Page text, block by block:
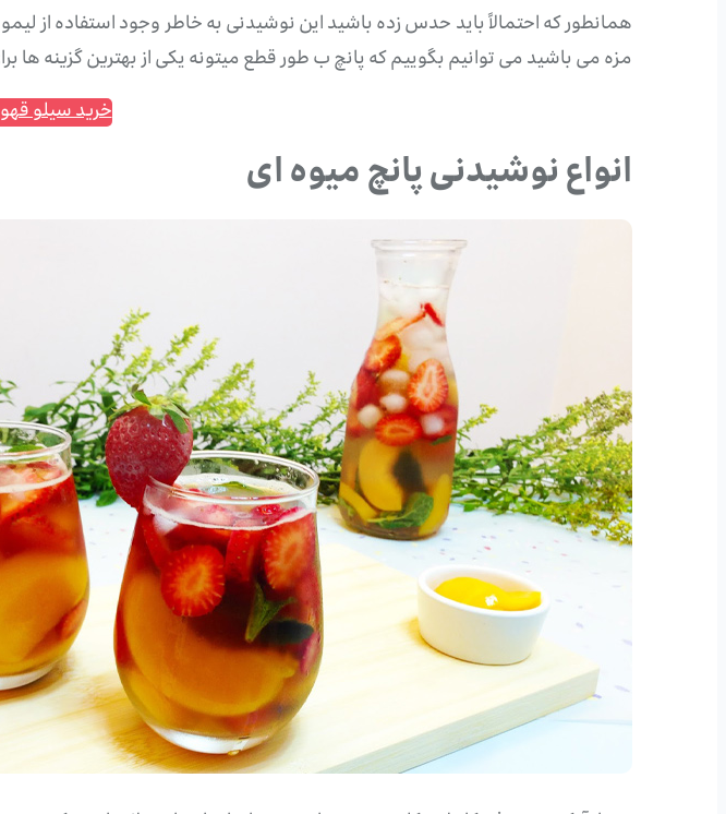
همانطور که احتمالاً باید حدس زده باشید این نوشیدنی به خاطر وجود استفاده از
مزه می باشید می توانیم بگوییم که پانچ ب طور قطع میتونه یکی از بهترین گزینه
خرید سیلو
انواع نوشیدنی پانچ میوه ای